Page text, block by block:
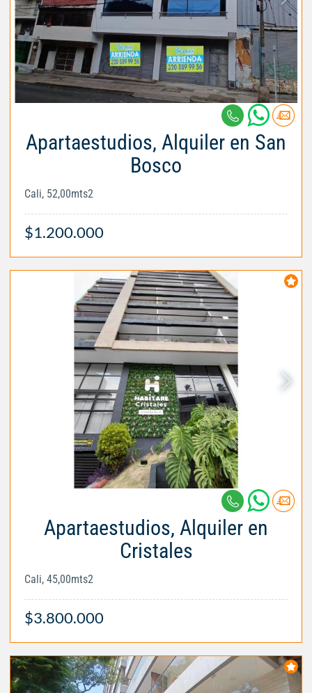
Apartaestudios, Alquiler en San
Bosco
Cali, 52,00mts2
$1.200.000
Apartaestudios, Alquiler en
Cristales
Cali, 45,00mts2
$3.800.000